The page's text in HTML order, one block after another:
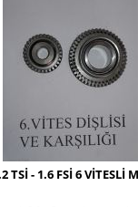
TSİ - 1.6 FSİ 6 VITESLI